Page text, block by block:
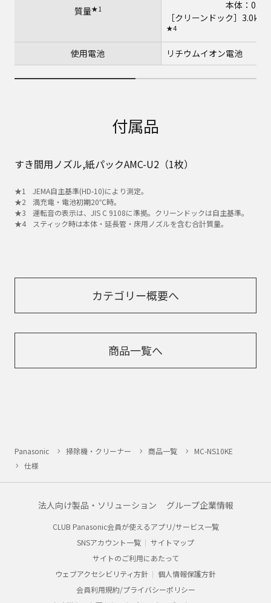
質量★1
本体：
［クリーンドック］3.0kg
★4
使用電池 リチウムイオン電池
付属品
すき間用ノズル,紙パックAMC-U2（1枚）
JEMA自主基準(HD-10)により測定。
満充電・電池初期20℃時。
運転音の表示は、JIS C 9108に準拠。クリーンドックは自主基準。
スティック時は本体・延長管・床用ノズルを含む合計質量。
カテゴリー概要へ
商品一覧へ
Panasonic 掃除機・クリーナー 商品一覧
MC-NS10KE
仕様
法人向け製品・ソリューション グループ企業情報
CLUB Panasonic会員が使えるアプリ/サービス一覧
SNSアカウント一覧
サイトマップ
サイトのご利用にあたって
ウェブアクセシビリティ方針
個人情報保護方針
会員利用規約/プライバシーポリシー